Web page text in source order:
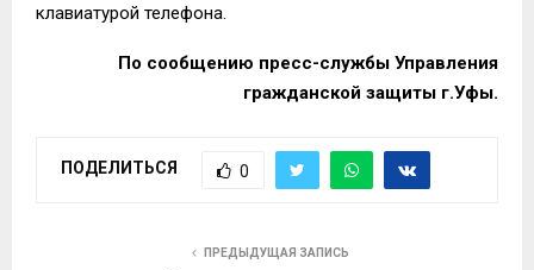
клавиатурой телефона.
По сообщению пресс-службы Управления
гражданской защиты г.Уфы.
ПОДЕЛИТЬСЯ 0
ПРЕДЫДУЩАЯ ЗАПИСЬ